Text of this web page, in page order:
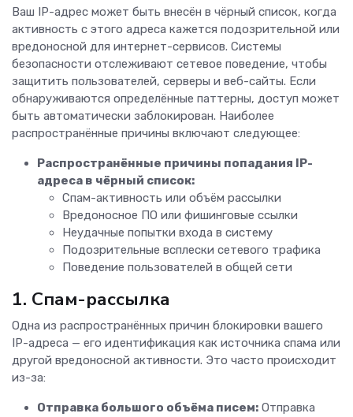
Ваш IP-адрес может быть внесён в чёрный список, когда
активность с этого адреса кажется подозрительной или
вредоносной для интернет-сервисов. Системы
безопасности отслеживают сетевое поведение, чтобы
защитить пользователей, серверы и веб-сайты. Если
обнаруживаются определённые паттерны, доступ может
быть автоматически заблокирован. Наиболее
распространённые причины включают следующее:
Распространённые причины попадания IP-
адреса в чёрный список:
Спам-активность или объём рассылки
Вредоносное ПО или фишинговые ссылки
Неудачные попытки входа в систему
Подозрительные всплески сетевого трафика
Поведение пользователей в общей сети
1. Спам-рассылка
Одна из распространённых причин блокировки вашего
IP-адреса — его идентификация как источника спама или
другой вредоносной активности. Это часто происходит
из-за:
Отправка большого объёма писем: Отправка